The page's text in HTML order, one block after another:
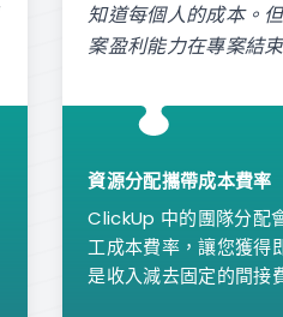
知道每個人的成本。
案盈利能力在專案結
資源分配攜帶成本費率
ClickUp 中的團隊分配
工成本費率，讓您獲得
是收入減去固定的間接